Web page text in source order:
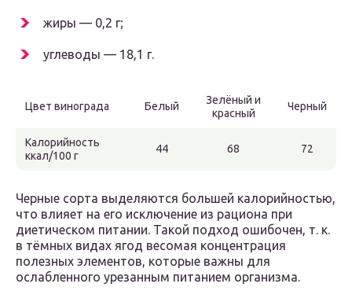
жиры — 0,2 г;
углеводы — 18,1 г.
Цвет винограда Белый
Зелёный и
красный
Черный
Калорийность
ккал/100 г
44 68 72
Черные сорта выделяются большей калорийностью,
что влияет на его исключение из рациона при
диетическом питании. Такой подход ошибочен, т. к.
в тёмных видах ягод весомая концентрация
полезных элементов, которые важны для
ослабленного урезанным питанием организма.